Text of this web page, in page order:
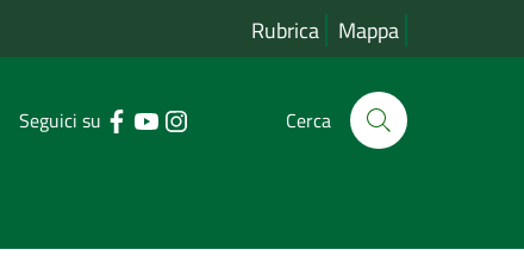
Rubrica Mappa
Seguici su Cerca